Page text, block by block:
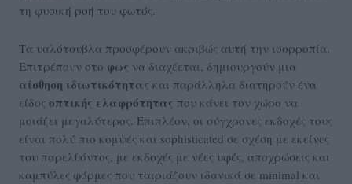
τη φυσική ροή του φωτός.
Τα υαλότουβλα προσφέρουν ακριβώς αυτή την ισορροπία.
Επιτρέπουν στο φως να διαχέεται, δημιουργούν μια
αίσθηση ιδιωτικότητας και παράλληλα διατηρούν ένα
είδος οπτικής ελαφρότητας που κάνει τον χώρο να
μοιάζει μεγαλύτερος. Επιπλέον, οι σύγχρονες εκδοχές τους
είναι πολύ πιο κομψές και sophisticated σε σχέση με εκείνες
του παρελθόντος, με εκδοχές με νέες υφές, αποχρώσεις και
καμπύλες φόρμες που ταιριάζουν ιδανικά σε minimal και